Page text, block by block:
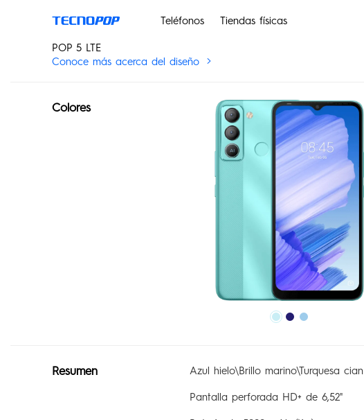
Teléfonos
CAMON
Tiendas físicas
POP 5 LTE
Conoce más acerca del diseño
Colores
Resumen Azul hielo\Brillo marino\Turquesa cian
Pantalla perforada HD+ de 6,52"